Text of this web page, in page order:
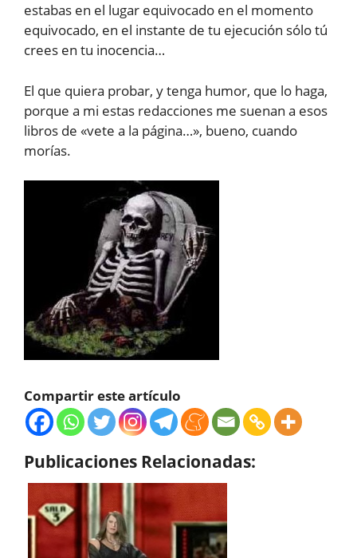
estabas en el lugar equivocado en el momento
equivocado, en el instante de tu ejecución sólo tú
crees en tu inocencia…
El que quiera probar, y tenga humor, que lo haga,
porque a mi estas redacciones me suenan a esos
libros de «vete a la página…», bueno, cuando
morías.
Compartir este artículo
Publicaciones Relacionadas: